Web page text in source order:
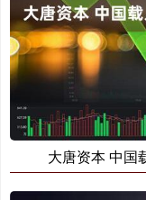
大唐资本 中国